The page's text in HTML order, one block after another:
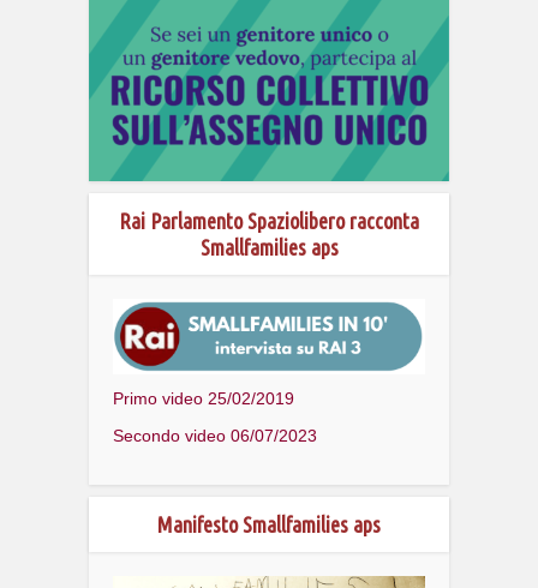
Rai Parlamento Spaziolibero racconta
Smallfamilies aps
Primo video 25/02/2019
Secondo video 06/07/2023
Manifesto Smallfamilies aps